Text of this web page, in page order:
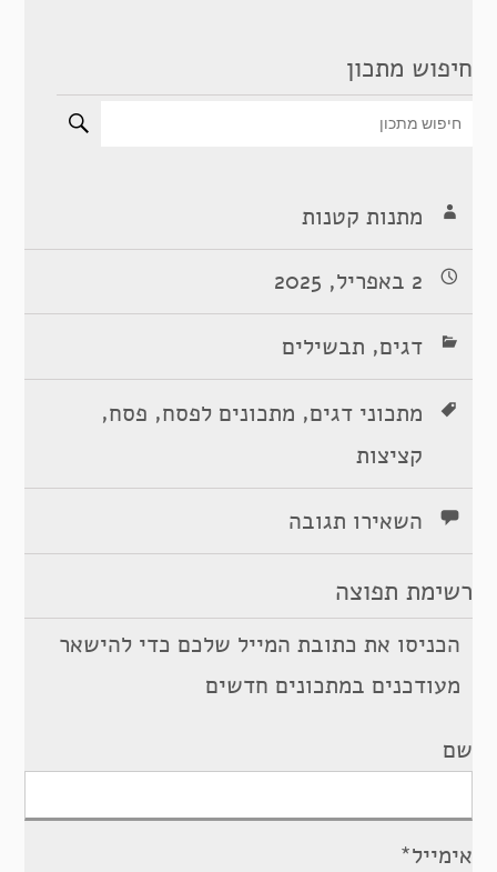
חיפוש מתכון
מתנות קטנות
2 באפריל, 2025
דגים, תבשילים
מתכוני דגים, מתכונים לפסח, פסח,
קציצות
השאירו תגובה
רשימת תפוצה
הכניסו את כתובת המייל שלכם כדי להישאר
מעודכנים במתכונים חדשים
שם
אימייל*